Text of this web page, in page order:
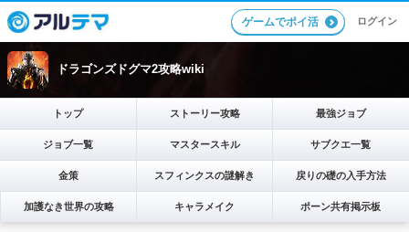
ゲームでポイ活 ログイン
ドラゴンズドグマ2攻略wiki
トップ ストーリー攻略 最強ジョブ
ジョブ一覧 マスタースキル サブクエ一覧
金策 スフィンクスの謎解き 戻りの礎の入手方法
加護なき世界の攻略 キャラメイク ポーン共有掲示板